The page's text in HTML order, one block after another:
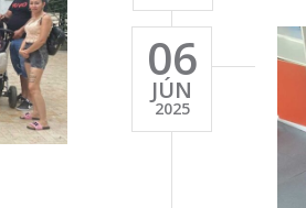
06
JÚN
2025